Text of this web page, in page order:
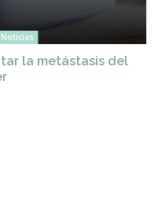
la metástasis del